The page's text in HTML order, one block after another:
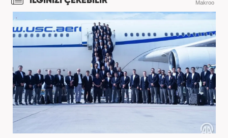
Makroo